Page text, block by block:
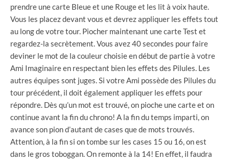
prendre une carte Bleue et une Rouge et les lit à voix haute.
Vous les placez devant vous et devrez appliquer les effets tout
au long de votre tour. Piocher maintenant une carte Test et
regardez-la secrètement. Vous avez 40 secondes pour faire
deviner le mot de la couleur choisie en début de partie à votre
Ami Imaginaire en respectant bien les effets des Pilules. Les
autres équipes sont juges. Si votre Ami possède des Pilules du
tour précédent, il doit également appliquer les effets pour
répondre. Dès qu’un mot est trouvé, on pioche une carte et on
continue avant la fin du chrono! A la fin du temps imparti, on
avance son pion d’autant de cases que de mots trouvés.
Attention, à la fin si on tombe sur les cases 15 ou 16, on est
dans le gros toboggan. On remonte à la 14! En effet, il faudra